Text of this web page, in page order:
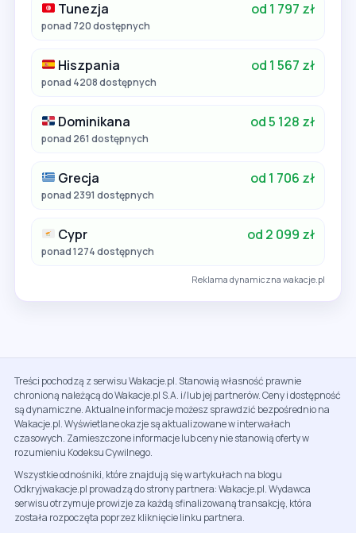
Tunezja od 1 797 zł
ponad 720 dostępnych
Hiszpania od 1 567 zł
ponad 4208 dostępnych
Dominikana od 5 128 zł
ponad 261 dostępnych
Grecja od 1 706 zł
ponad 2391 dostępnych
Cypr od 2 099 zł
ponad 1274 dostępnych
Reklama dynamiczna wakacje.pl
Treści pochodzą z serwisu Wakacje.pl. Stanowią własność prawnie
chronioną należącą do Wakacje.pl S.A. i/lub jej partnerów. Ceny i dostępność
są dynamiczne. Aktualne informacje możesz sprawdzić bezpośrednio na
Wakacje.pl. Wyświetlane okazje są aktualizowane w interwałach
czasowych. Zamieszczone informacje lub ceny nie stanowią oferty w
rozumieniu Kodeksu Cywilnego.
Wszystkie odnośniki, które znajdują się w artykułach na blogu
Odkryjwakacje.pl prowadzą do strony partnera: Wakacje.pl. Wydawca
serwisu otrzymuje prowizje za każdą sfinalizowaną transakcję, która
została rozpoczęta poprzez kliknięcie linku partnera.